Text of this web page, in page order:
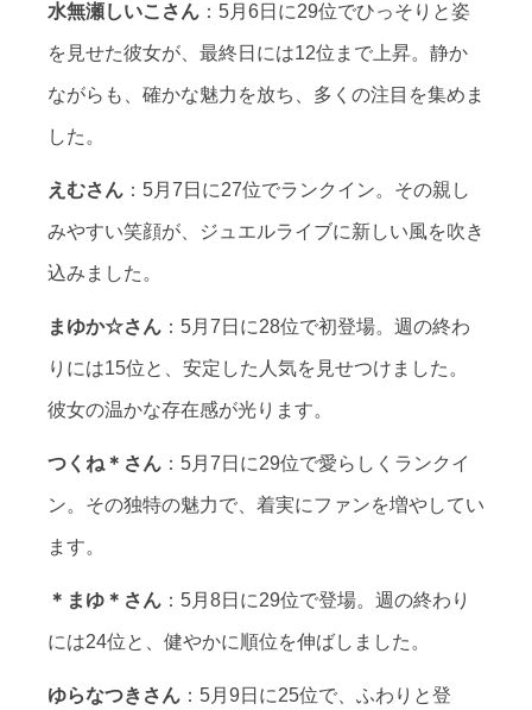
水無瀬しいこさん ：5月6日に29位でひっそりと姿
を見せた彼女が、最終日には12位まで上昇。静か
ながらも、確かな魅力を放ち、多くの注目を集めま
した。
えむさん ：5月7日に27位でランクイン。その親し
みやすい笑顔が、ジュエルライブに新しい風を吹き
込みました。
まゆか☆さん ：5月7日に28位で初登場。週の終わ
りには15位と、安定した人気を見せつけました。
彼女の温かな存在感が光ります。
つくね＊さん ：5月7日に29位で愛らしくランクイ
ン。その独特の魅力で、着実にファンを増やしてい
ます。
＊まゆ＊さん ：5月8日に29位で登場。週の終わり
には24位と、健やかに順位を伸ばしました。
ゆらなつきさん ：5月9日に25位で、ふわりと登